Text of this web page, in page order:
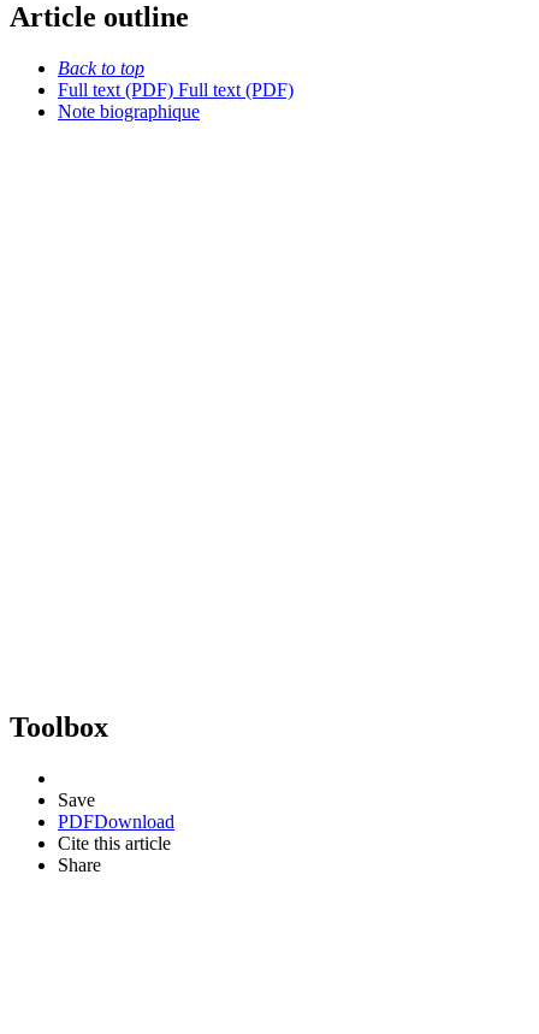
Article outline
Back to top
Full text (PDF) Full text (PDF)
Note biographique
Toolbox
Save
PDFDownload
Cite this article
Share